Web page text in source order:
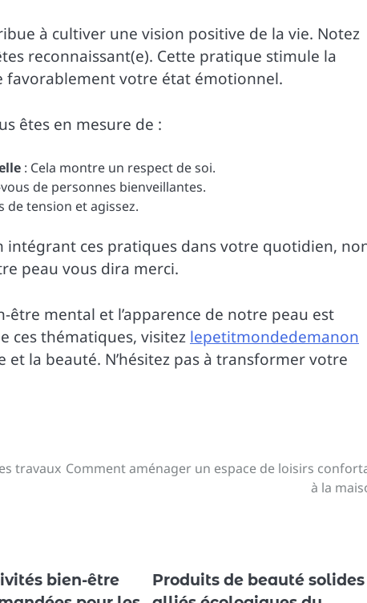
à cultiver une vision positive de la vie. Notez
reconnaissant(e). Cette pratique stimule la
favorablement votre état émotionnel.
êtes en mesure de :
: Cela montre un respect de soi.
de personnes bienveillantes.
de tension et agissez.
intégrant ces pratiques dans votre quotidien,
peau vous dira merci.
mental et l’apparence de notre peau est
ces thématiques, visitez lepetitmondedemanon
la beauté. N’hésitez pas à transformer votre
travaux Comment aménager un espace de loisirs
à la
bien-être
Produits de beauté solides